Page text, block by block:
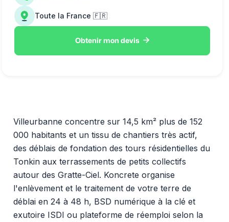
Villeurbanne concentre sur 14,5 km² plus de 152
000 habitants et un tissu de chantiers très actif,
des déblais de fondation des tours résidentielles du
Tonkin aux terrassements de petits collectifs
autour des Gratte-Ciel. Koncrete organise
l'enlèvement et le traitement de votre terre de
déblai en 24 à 48 h, BSD numérique à la clé et
exutoire ISDI ou plateforme de réemploi selon la
Toute la France 🇫🇷
Obtenir mon devis 